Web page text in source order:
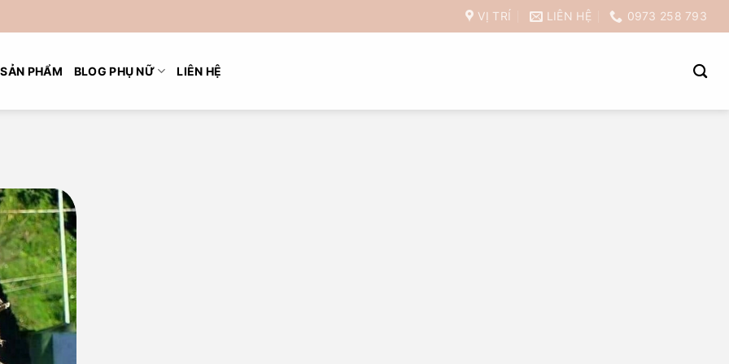
VỊ TRÍ LIÊN HỆ 0973 258 793
SẢN PHẨM BLOG PHỤ NỮ LIÊN HỆ